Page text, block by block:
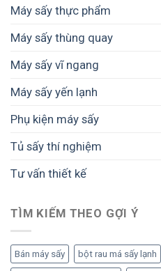
Máy sấy thực phẩm
Máy sấy thùng quay
Máy sấy vĩ ngang
Máy sấy yến lạnh
Phụ kiện máy sấy
Tủ sấy thí nghiệm
Tư vấn thiết kế
TÌM KIẾM THEO GỢI Ý
Bán máy sấy bột rau má sấy lạnh